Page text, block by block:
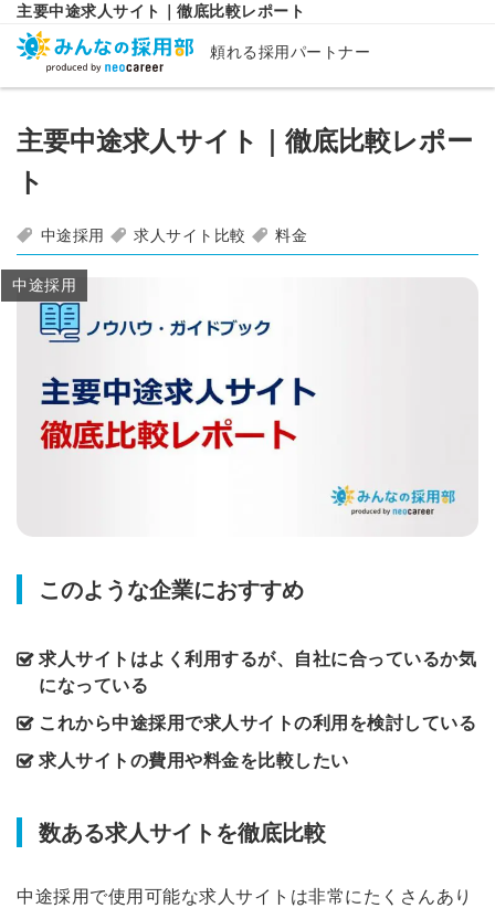
主要中途求人サイト｜徹底比較レポート
頼れる採用パートナー
主要中途求人サイト｜徹底比較レポー
ト
中途採用 求人サイト比較 料金
中途採用
このような企業におすすめ
求人サイトはよく利用するが、自社に合っているか気
になっている
これから中途採用で求人サイトの利用を検討している
求人サイトの費用や料金を比較したい
数ある求人サイトを徹底比較
中途採用で使用可能な求人サイトは非常にたくさんあり